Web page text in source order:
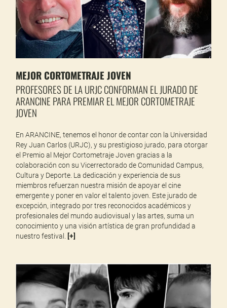
MEJOR CORTOMETRAJE JOVEN
PROFESORES DE LA URJC CONFORMAN EL JURADO DE
ARANCINE PARA PREMIAR EL MEJOR CORTOMETRAJE
JOVEN
En ARANCINE, tenemos el honor de contar con la Universidad
Rey Juan Carlos (URJC), y su prestigioso jurado, para otorgar
el Premio al Mejor Cortometraje Joven gracias a la
colaboración con su Vicerrectorado de Comunidad Campus,
Cultura y Deporte. La dedicación y experiencia de sus
miembros refuerzan nuestra misión de apoyar el cine
emergente y poner en valor el talento joven. Este jurado de
excepción, integrado por tres reconocidos académicos y
profesionales del mundo audiovisual y las artes, suma un
conocimiento y una visión artística de gran profundidad a
nuestro festival.
[+]